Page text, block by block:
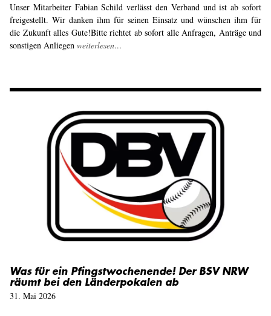
Unser Mitarbeiter Fabian Schild verlässt den Verband und ist ab sofort
freigestellt. Wir danken ihm für seinen Einsatz und wünschen ihm für
die Zukunft alles Gute! ​Bitte richtet ab sofort alle Anfragen, Anträge und
sonstigen Anliegen weiterlesen…
Was für ein Pfingstwochenende! Der BSV NRW
räumt bei den Länderpokalen ab
31. Mai 2026